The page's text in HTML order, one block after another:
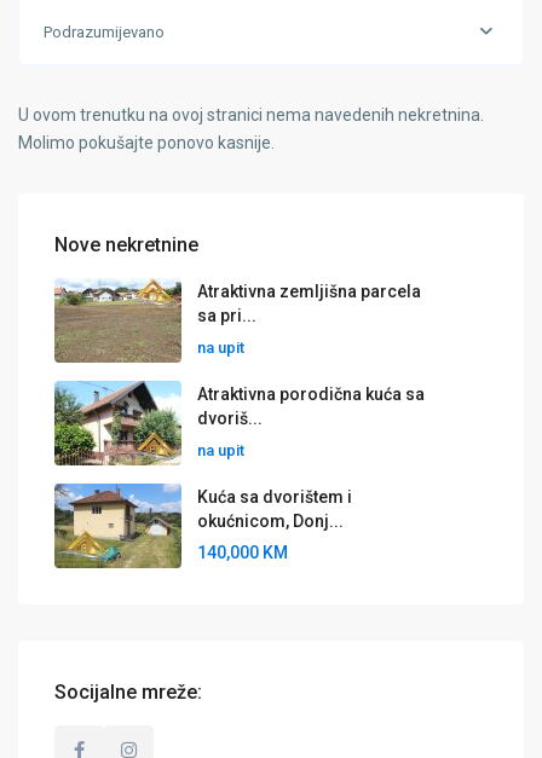
Podrazumijevano
U ovom trenutku na ovoj stranici nema navedenih nekretnina.
Molimo pokušajte ponovo kasnije.
Nove nekretnine
Atraktivna zemljišna parcela
sa pri...
na upit
Atraktivna porodična kuća sa
dvoriš...
na upit
Kuća sa dvorištem i
okućnicom, Donj...
140,000 KM
Socijalne mreže: